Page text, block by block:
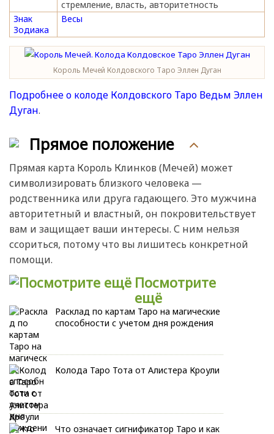
стремление, власть, авторитетность
Знак
Зодиака
Весы
Король Мечей Колдовского Таро Эллен Дуган
Подробнее о колоде Колдовского Таро Ведьм Эллен
Дуган.
Прямое положение
Прямая карта Король Клинков (Мечей) может
символизировать близкого человека —
родственника или друга гадающего. Это мужчина
авторитетный и властный, он покровительствует
вам и защищает ваши интересы. С ним нельзя
ссориться, потому что вы лишитесь конкретной
помощи.
Посмотрите
ещё
Расклад по картам Таро на магические
способности с учетом дня рождения
Колода Таро Тота от Алистера Кроули
Что означает сигнификатор Таро и как